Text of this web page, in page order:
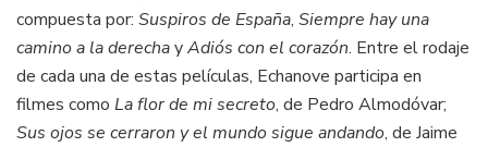
compuesta por: Suspiros de España, Siempre hay una
camino a la derechayAdiós con el corazón. Entre el rodaje
de cada una de estas películas, Echanove participa en
filmes como La flor de mi secreto, de Pedro Almodóvar;
Sus ojos se cerraron y el mundo sigue andando, de Jaime